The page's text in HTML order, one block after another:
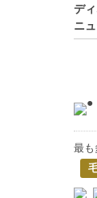
デ
ニ
最も